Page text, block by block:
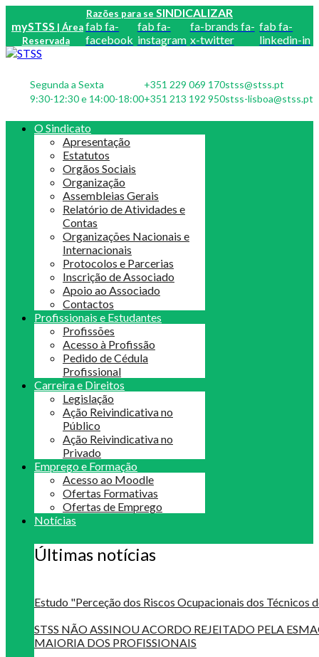
Razões para se SINDICALIZAR
mySTSS | Área
Reservada
fab fa-
facebook
fab fa-
instagram
fa-brands fa-
x-twitter
fab fa-
linkedin-in
Segunda a Sexta
9:30-12:30 e 14:00-18:00
+351 229 069 170
+351 213 192 950
stss@stss.pt
stss-lisboa@stss.pt
O Sindicato
Apresentação
Estatutos
Orgãos Sociais
Organização
Assembleias Gerais
Relatório de Atividades e
Contas
Organizações Nacionais e
Internacionais
Protocolos e Parcerias
Inscrição de Associado
Apoio ao Associado
Contactos
Profissionais e Estudantes
Profissões
Acesso à Profissão
Pedido de Cédula
Profissional
Carreira e Direitos
Legislação
Ação Reivindicativa no
Público
Ação Reivindicativa no
Privado
Emprego e Formação
Acesso ao Moodle
Ofertas Formativas
Ofertas de Emprego
Notícias
Últimas notícias
Estudo "Perceção dos Riscos Ocupacionais dos Técnicos
STSS NÃO ASSINOU ACORDO REJEITADO PELA
MAIORIA DOS PROFISSIONAIS